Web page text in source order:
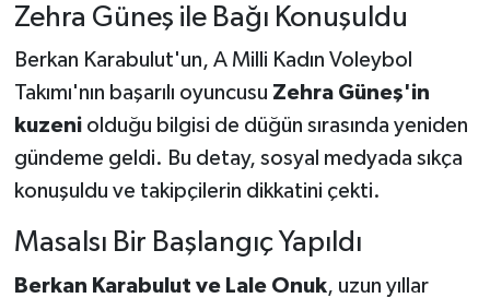
Zehra Güneş ile Bağı Konuşuldu
Berkan Karabulut'un, A Milli Kadın Voleybol
Takımı'nın başarılı oyuncusu Zehra Güneş'in
kuzeniolduğu bilgisi de düğün sırasında yeniden
gündeme geldi. Bu detay, sosyal medyada sıkça
konuşuldu ve takipçilerin dikkatini çekti.
Masalsı Bir Başlangıç Yapıldı
Berkan Karabulut ve Lale Onuk, uzun yıllar